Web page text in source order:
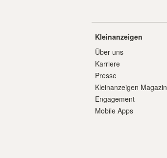
Kleinanzeigen
Über uns
Karriere
Presse
Kleinanzeigen Magazin
Engagement
Mobile Apps